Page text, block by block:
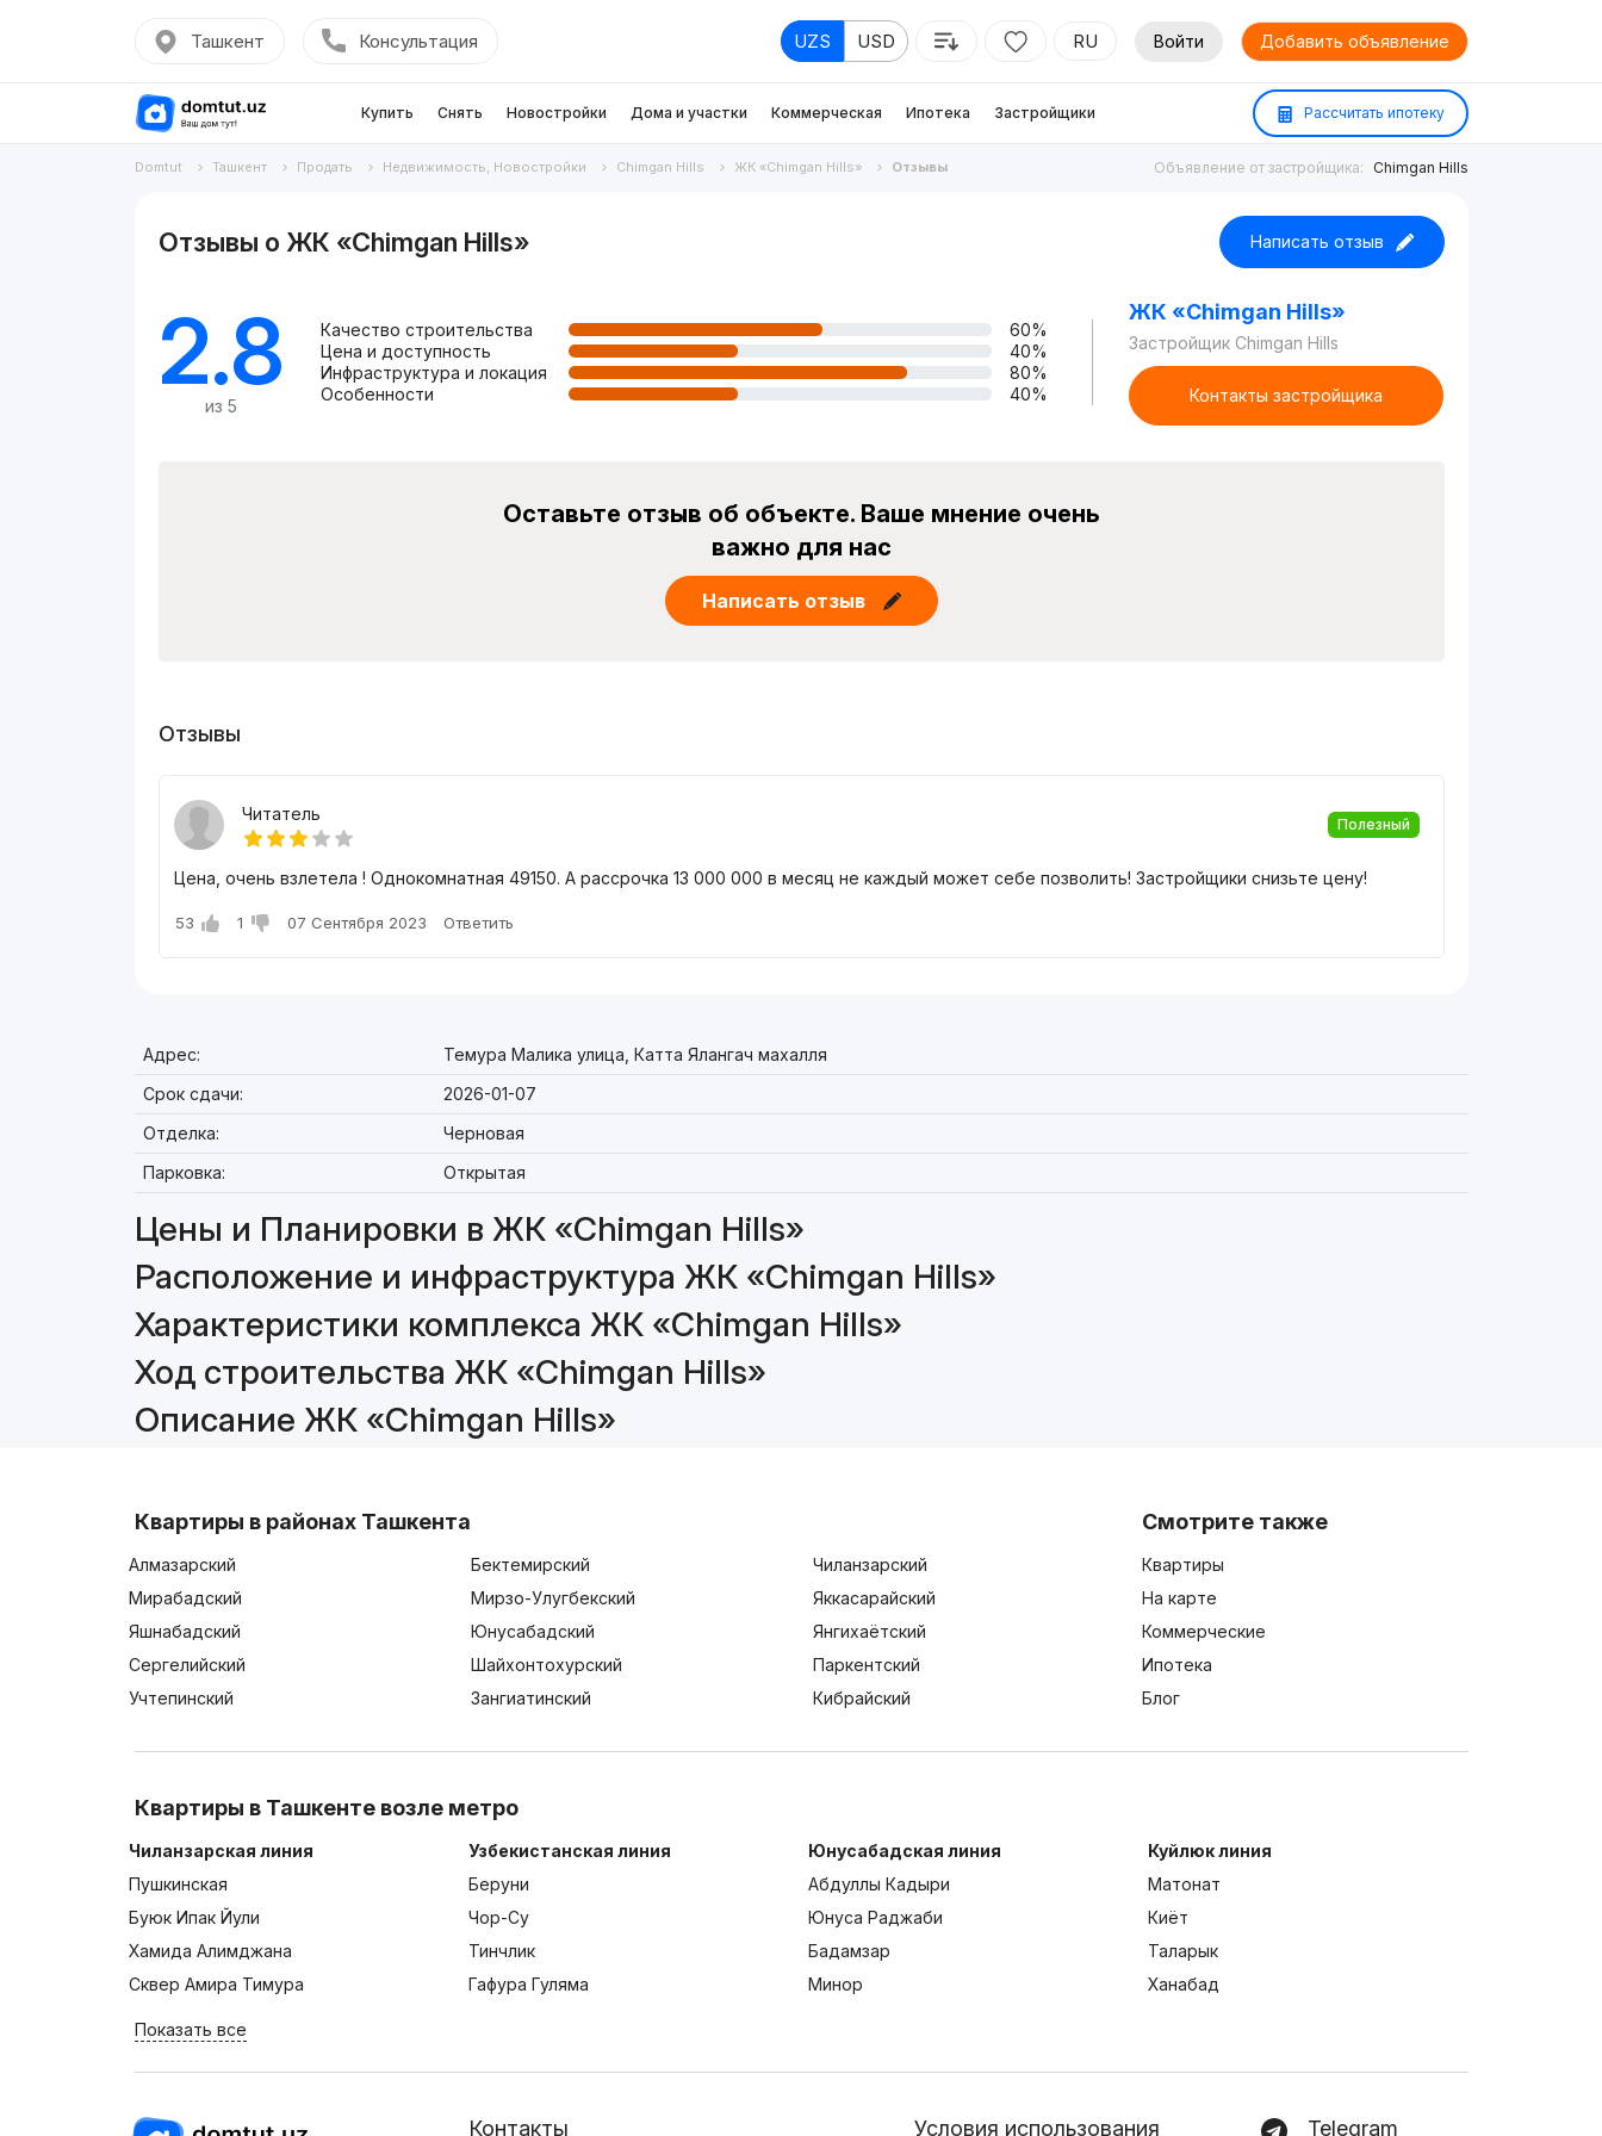
Ташкент Консультация UZS USD RU Войти Добавить объявление
Купить Снять Новостройки Дома и участки Коммерческая Ипотека Застройщики Рассчитать ипотеку
Domtut Ташкент Продать Недвижимость, Новостройки Chimgan Hills ЖК «Chimgan Hills» Отзывы Объявление от застройщика: Chimgan Hills
Отзывы о ЖК «Chimgan Hills» Написать отзыв
2.8
из 5
Качество строительства
60%
Цена и доступность
40%
Инфраструктура и локация
80%
Особенности
40%
ЖК «Chimgan Hills»
Застройщик Chimgan Hills
Контакты застройщика
Оставьте отзыв об объекте. Ваше мнение очень
важно для нас
Написать отзыв
Отзывы
Читатель
Полезный
Цена, очень взлетела ! Однокомнатная 49150. А рассрочка 13 000 000 в месяц не каждый может себе позволить! Застройщики снизьте цену!
53 1 07 Сентября 2023 Ответить
Адрес:
Темура Малика улица, Катта Ялангач махалля
Срок сдачи:
2026-01-07
Отделка:
Черновая
Парковка:
Открытая
Цены и Планировки в ЖК «Chimgan Hills»
Расположение и инфраструктура ЖК «Chimgan Hills»
Характеристики комплекса ЖК «Chimgan Hills»
Ход строительства ЖК «Chimgan Hills»
Описание ЖК «Chimgan Hills»
Квартиры в районах Ташкента
Алмазарский Бектемирский
Чиланзарский
Мирабадский
Мирзо-Улугбекский
Яккасарайский
Яшнабадский
Юнусабадский
Янгихаётский
Сергелийский
Шайхонтохурский
Паркентский
Учтепинский
Зангиатинский Кибрайский
Смотрите также
Квартиры
На карте
Коммерческие
Ипотека
Блог
Квартиры в Ташкенте возле метро
Чиланзарская линия
Пушкинская
Буюк Ипак Йули
Хамида Алимджана
Сквер Амира Тимура
Узбекистанская линия
Беруни
Чор-Су
Тинчлик
Гафура Гуляма
Юнусабадская линия
Абдуллы Кадыри
Юнуса Раджаби
Бадамзар
Минор
Куйлюк линия
Матонат
Киёт
Таларык
Ханабад
Показать все
Контакты Условия использования Telegram